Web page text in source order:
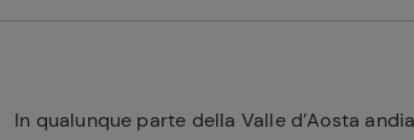
In qualunque parte della Valle d’Aosta